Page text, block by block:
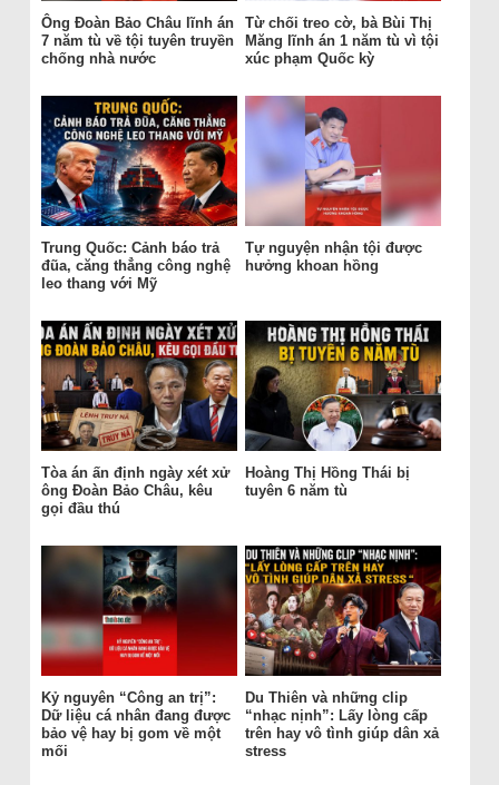
Ông Đoàn Bảo Châu lĩnh án
7 năm tù về tội tuyên truyền
chống nhà nước
Từ chối treo cờ, bà Bùi Thị
Măng lĩnh án 1 năm tù vì tội
xúc phạm Quốc kỳ
Trung Quốc: Cảnh báo trả
đũa, căng thẳng công nghệ
leo thang với Mỹ
Tự nguyện nhận tội được
hưởng khoan hồng
Tòa án ấn định ngày xét xử
ông Đoàn Bảo Châu, kêu
gọi đầu thú
Hoàng Thị Hồng Thái bị
tuyên 6 năm tù
Kỷ nguyên “Công an trị”:
Dữ liệu cá nhân đang được
bảo vệ hay bị gom về một
mối
Du Thiên và những clip
“nhạc nịnh”: Lấy lòng cấp
trên hay vô tình giúp dân xả
stress